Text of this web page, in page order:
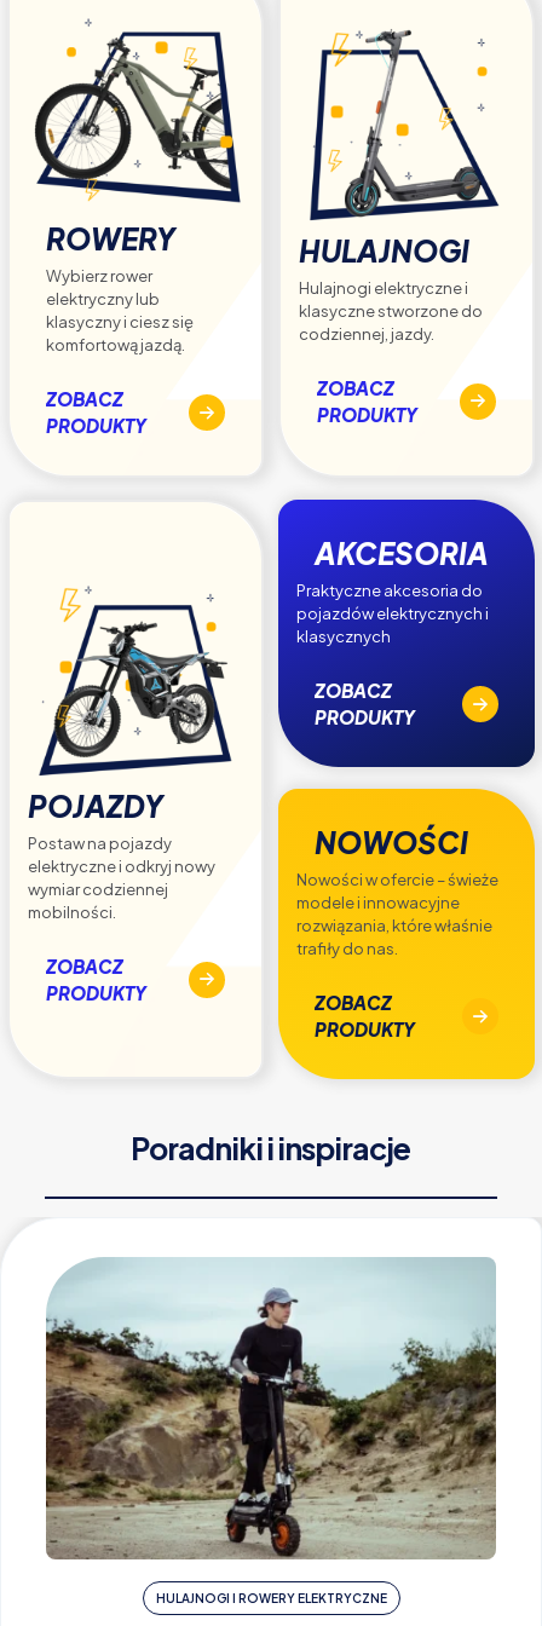
ROWERY
Wybierz rower
elektryczny lub
klasyczny i ciesz się
komfortową jazdą.
ZOBACZ
PRODUKTY
HULAJNOGI
Hulajnogi elektryczne i
klasyczne stworzone do
codziennej, jazdy.
ZOBACZ
PRODUKTY
POJAZDY
Postaw na pojazdy
elektryczne i odkryj nowy
wymiar codziennej
mobilności.
ZOBACZ
PRODUKTY
AKCESORIA
Praktyczne akcesoria do
pojazdów elektrycznych i
klasycznych
ZOBACZ
PRODUKTY
NOWOŚCI
Nowości w ofercie – świeże
modele i innowacyjne
rozwiązania, które właśnie
trafiły do nas.
ZOBACZ
PRODUKTY
Poradniki i inspiracje
HULAJNOGI I ROWERY ELEKTRYCZNE